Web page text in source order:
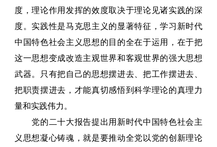
度，理论作用发挥的效度取决于理论见诸实践的深
度。实践性是马克思主义的显著特征，学习新时代
中国特色社会主义思想的目的全在于运用，在于把
这一思想变成改造主观世界和客观世界的强大思想
武器。只有把自己的思想摆进去、把工作摆进去、
把职责摆进去，才能真切感悟到科学理论的真理力
量和实践伟力。
党的二十大报告提出用新时代中国特色社会主
义思想凝心铸魂，就是要推动全党以党的创新理论